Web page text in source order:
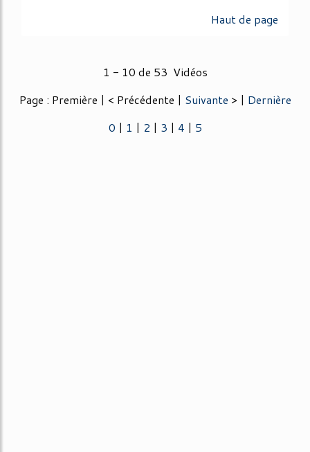
Haut de page
1 - 10 de 53 Vidéos
Page : Première | < Précédente | Suivante > | Dernière
0 | 1 | 2 | 3 | 4 | 5